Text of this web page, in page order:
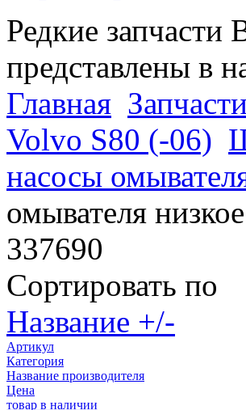
Редкие запчасти
представлены в
Главная
Volvo S80 (-06)
насосы
омывателя
337690
Сортировать по
Название +/-
Артикул
Категория
Название производителя
Цена
товар в наличии